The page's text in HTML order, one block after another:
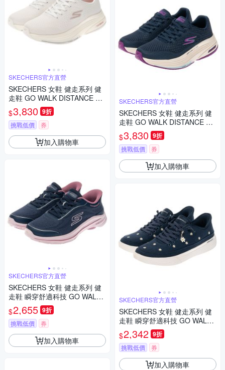
SKECHERS官方直營
SKECHERS 女鞋 健走系列 健
走鞋 GO WALK DISTANCE WA
LKER - 125028WPK
$3,830 9折
挑戰低價 券
加入購物車
SKECHERS官方直營
SKECHERS 女鞋 健走系列 健
走鞋 瞬穿舒適科技 GO WALK
8 寬楦款 - 125935WNVPR
$2,655 9折
挑戰低價 券
加入購物車
SKECHERS官方直營
SKECHERS 女鞋 健走系列 健
走鞋 GO WALK DISTANCE WA
LKER - 125028NVPR
$3,830 9折
挑戰低價 券
加入購物車
SKECHERS官方直營
SKECHERS 女鞋 健走系列 健
走鞋 瞬穿舒適科技 GO WALK
COMMUTER - 126094NVW
$2,342 9折
挑戰低價 券
加入購物車